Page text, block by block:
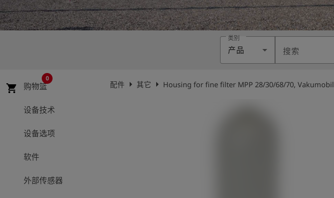
简
体
中
类别
产品 搜索
shopping_cart 购物篮
0
设备技术
设备选项
软件
外部传感器
配件 arrow_right 其它 arrow_right Housing for fine filter MPP 28/30/68/70, Vakumobil